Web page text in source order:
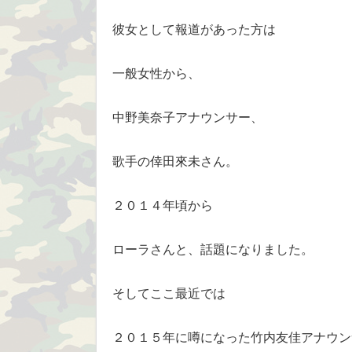
彼女として報道があった方は
一般女性から、
中野美奈子アナウンサー、
歌手の倖田來未さん。
２０１４年頃から
ローラさんと、話題になりました。
そしてここ最近では
２０１５年に噂になった竹内友佳アナウ